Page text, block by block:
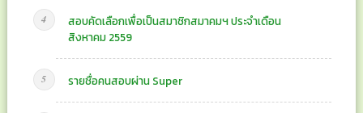
สอบคัดเลือกเพื่อเป็นสมาชิกสมาคมฯ ประจำเดือน
สิงหาคม 2559
รายชื่อคนสอบผ่าน Super